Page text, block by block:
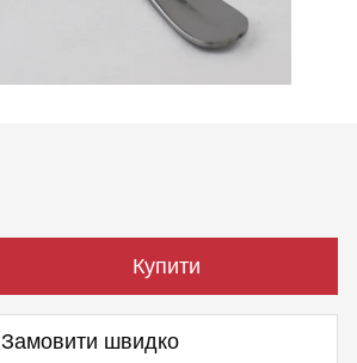
Купити
Замовити швидко